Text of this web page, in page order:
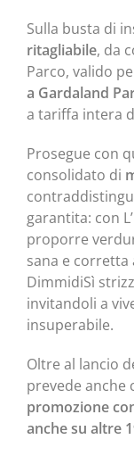
Sulla busta di
ritagliabile, da
Parco, valido
a Gardaland
a tariffa intera
Prosegue con
consolidato di
garantita: con
proporre
sana e
DimmidiSì
invitandoli a
insuperabile.
Oltre al lancio
prevede anche
promozione
anche su altre